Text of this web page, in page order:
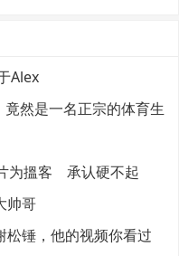
Alex
然是一名正宗的体育生
为搵客 承认硬不起
帅哥
松锤，他的视频你看过